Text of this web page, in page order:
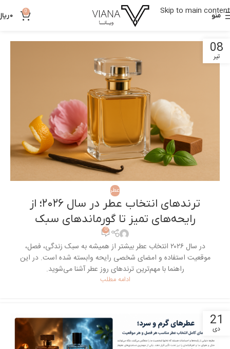
Skip to main content
منو 0
0
08
تیر
عطر
ترندهای انتخاب عطر در سال ۲۰۲۶؛ از
رایحه‌های تمیز تا گورماندهای سبک
0
در سال ۲۰۲۶ انتخاب عطر بیشتر از همیشه به سبک زندگی، فصل،
موقعیت استفاده و امضای شخصی رایحه وابسته شده است. در این
راهنما با مهم‌ترین ترندهای روز عطر آشنا می‌شوید.
ادامه مطلب
21
دی